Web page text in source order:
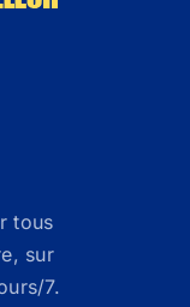
tous
sur
7.